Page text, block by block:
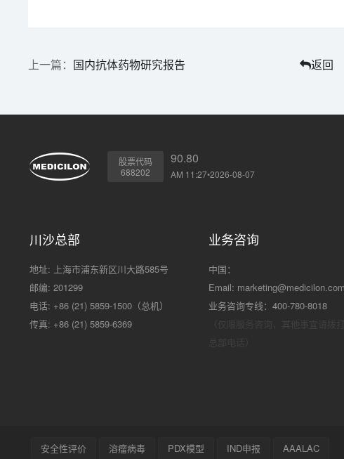
国内抗体药物研究报告 返回
股票代码
688202
90.80
AM 11:27•2026-08-07
川沙总部
地址: 上海市浦东新区川大路585号
邮编: 201299
电话: +86 (21) 5859-1500（总机）
传真: +86 (21) 5859-6369
业务咨询
中国：
Email: marketing@medicilon.com
业务咨询专线：400-780-8018
安全性评价 溶瘤病毒 PDX模型 IND申报 AAALAC